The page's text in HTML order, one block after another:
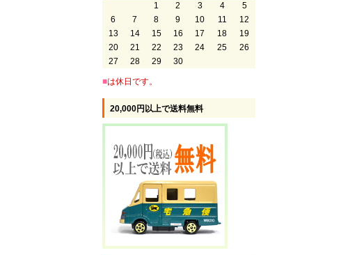
1 2 3 4
5
6
7 8 9 10 11
12
13
14 15 16 17 18
19
20
21 22 23 24 25
26
27
28 29 30
■は休日です。
20,000円以上で送料無料